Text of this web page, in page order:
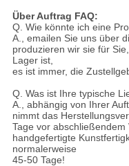
Über Auftrag FAQ:
Q. Wie könnte ich eine
A., emailen Sie uns über
produzieren wir sie für
Lager ist,
es ist immer, die
Q. Was ist Ihre typische
A., abhängig von Ihrer
nimmt das
Tage vor
handgefertigte
normalerweise
45-50 Tage!